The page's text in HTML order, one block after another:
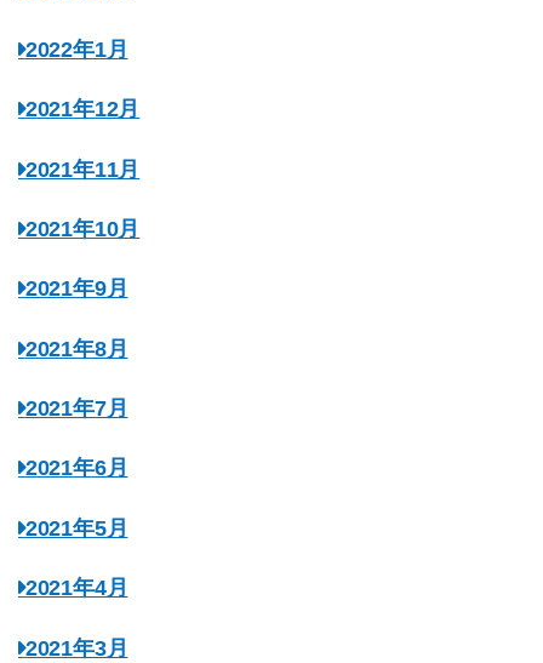
2022年1月
2021年12月
2021年11月
2021年10月
2021年9月
2021年8月
2021年7月
2021年6月
2021年5月
2021年4月
2021年3月